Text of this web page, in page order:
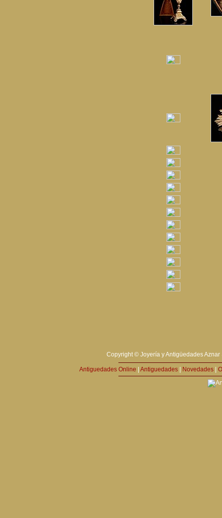
Copyright © Joyería y Antigüedades
Antiguedades Online Antiguedades Novedades